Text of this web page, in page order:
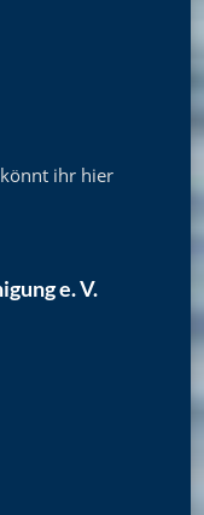
könnt ihr hier
e. V.